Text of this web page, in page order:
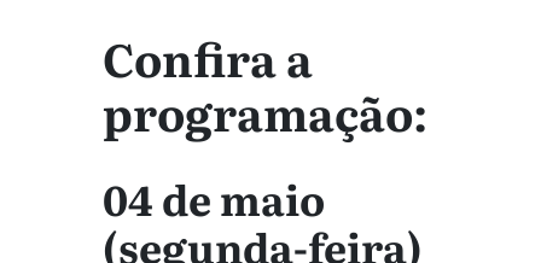
Confira a
programação:
04 de maio
(segunda-feira)